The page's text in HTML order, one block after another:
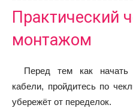
Практический
монтажом
Перед тем как
кабели, пройдитесь по
убережёт от переделок.